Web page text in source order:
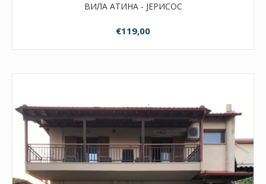
ВИЛА АТИНА - ЈЕРИСОС
€119,00